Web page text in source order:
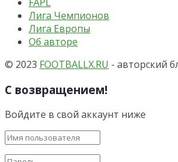
Лига Чемпионов
Лига Европы
Об авторе
© 2023 FOOTBALLX.RU - авторский
С возвращением!
Войдите в свой аккаунт ниже